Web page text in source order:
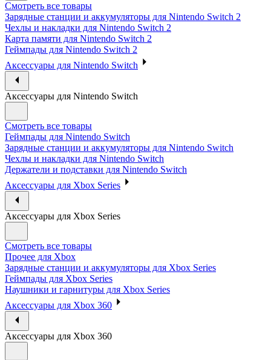
Смотреть все товары
Зарядные станции и аккумуляторы для Nintendo Switch 2
Чехлы и накладки для Nintendo Switch 2
Карта памяти для Nintendo Switch 2
Геймпады для Nintendo Switch 2
Аксессуары для Nintendo Switch
Аксессуары для Nintendo Switch
Смотреть все товары
Геймпады для Nintendo Switch
Зарядные станции и аккумуляторы для Nintendo Switch
Чехлы и накладки для Nintendo Switch
Держатели и подставки для Nintendo Switch
Аксессуары для Xbox Series
Аксессуары для Xbox Series
Смотреть все товары
Прочее для Xbox
Зарядные станции и аккумуляторы для Xbox Series
Геймпады для Xbox Series
Наушники и гарнитуры для Xbox Series
Аксессуары для Xbox 360
Аксессуары для Xbox 360